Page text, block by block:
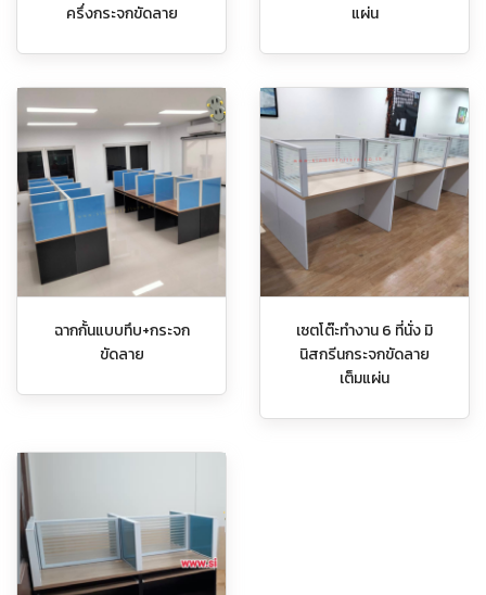
ครึ่งกระจกขัดลาย
แผ่น
ฉากกั้นแบบทึบ+กระจก
ขัดลาย
เซตโต๊ะทำงาน 6 ที่นั่ง มิ
นิสกรีนกระจกขัดลาย
เต็มแผ่น